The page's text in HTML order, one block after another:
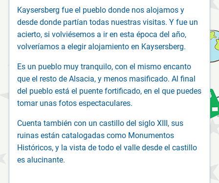
Kaysersberg fue el pueblo donde nos alojamos y
desde donde partían todas nuestras visitas. Y fue un
acierto, si volviésemos a ir en esta época del año,
volveríamos a elegir alojamiento en Kaysersberg.
Es un pueblo muy tranquilo, con el mismo encanto
que el resto de Alsacia, y menos masificado. Al final
del pueblo está el puente fortificado, en el que puedes
tomar unas fotos espectaculares.
Cuenta también con un castillo del siglo XIII, sus
ruinas están catalogadas como Monumentos
Históricos, y la vista de todo el valle desde el castillo
es alucinante.